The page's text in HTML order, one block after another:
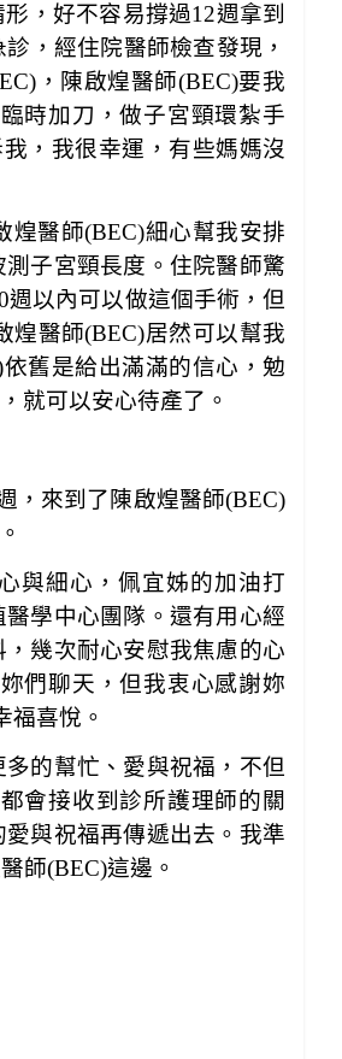
，好不容易撐過12週拿到
，經住院醫師檢查發現，
，陳啟煌醫師(BEC)要我
時加刀，做子宮頸環紮手
，我很幸運，有些媽媽沒
煌醫師(BEC)細心幫我安排
子宮頸長度。住院醫師驚
週以內可以做這個手術，但
煌醫師(BEC)居然可以幫我
舊是給出滿滿的信心，勉
就可以安心待產了。
，來到了陳啟煌醫師(BEC)
與細心，佩宜姊的加油打
學中心團隊。還有用心經
幾次耐心安慰我焦慮的心
們聊天，但我衷心感謝妳
福喜悅。
的幫忙、愛與祝福，不但
會接收到診所護理師的關
與祝福再傳遞出去。我準
師(BEC)這邊。